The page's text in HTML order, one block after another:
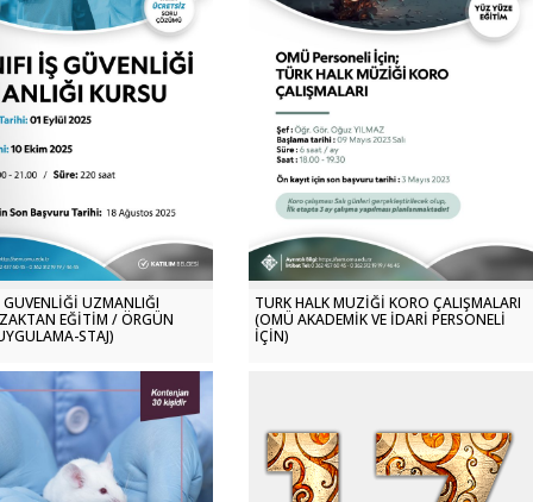
GÜVENLİĞİ UZMANLIĞI
EĞİTİM / ÖRGÜN
STAJ)
TÜRK HALK MÜZİĞİ KORO ÇALIŞMALARI
(OMÜ AKADEMİK VE İDARİ PERSONELİ
İÇİN)